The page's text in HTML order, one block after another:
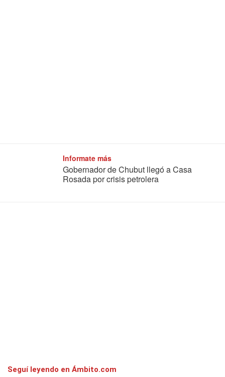
Informate más
Gobernador de Chubut llegó a Casa
Rosada por crisis petrolera
Seguí leyendo en Ámbito.com